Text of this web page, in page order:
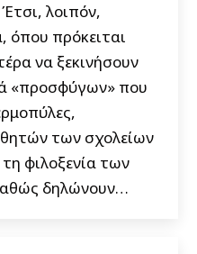
λοιπόν,
όπου πρόκειται
να ξεκινήσουν
«προσφύγων» που
των σχολείων
τη φιλοξενία των
δηλώνουν…